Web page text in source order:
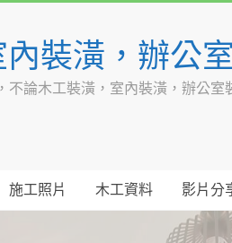
裝潢，辦公
論木工裝潢，室內裝潢，辦公
施工照片 木工資料 影片分